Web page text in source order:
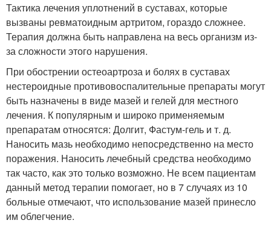
Тактика лечения уплотнений в суставах, которые
вызваны ревматоидным артритом, гораздо сложнее.
Терапия должна быть направлена на весь организм из-
за сложности этого нарушения.
При обострении остеоартроза и болях в суставах
нестероидные противовоспалительные препараты могут
быть назначены в виде мазей и гелей для местного
лечения. К популярным и широко применяемым
препаратам относятся: Долгит, Фастум-гель и т. д.
Наносить мазь необходимо непосредственно на место
поражения. Наносить лечебный средства необходимо
так часто, как это только возможно. Не всем пациентам
данный метод терапии помогает, но в 7 случаях из 10
больные отмечают, что использование мазей принесло
им облегчение.